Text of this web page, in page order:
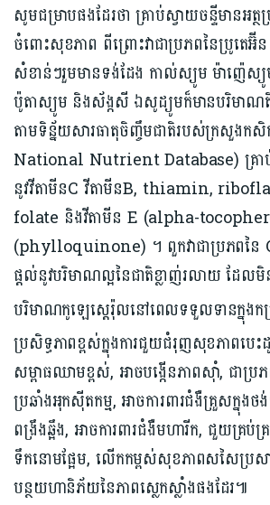
សូមជម្រាបផងដែរថា គ្រាប់ស្វាយចន្ទីមានអ
ចំពោះសុខភាព ពីព្រោះវាជាប្រភពនៃប្រូតេអ៊ី
សំខាន់ៗរួមមានទង់ដែង កាល់ស្យូម ម៉ាញ៉េស្យូ
ប៉ូតាស្យូម និងស័ង្កសី ឯសូដ្យូមក៏មានបរិមា
តាមទិន្ន័យសារធាតុចិញ្ចឹមជាតិរបស់ក្រសួងកសិ
National Nutrient Database) គ្រាប់ស្
នូវវីតាមីនC វីតាមីនB, thiamin,
folate និងវីតាមីន E (alpha-
(phylloquinone) ។ ពួកវាជាប្រភពន
ផ្តល់នូវបរិមាណល្អនៃជាតិខ្លាញ់រលាយ ដែល
បរិមាណកូឡេស្តេរ៉ុលនៅពេលទទួលទានក្នុងក
ប្រសិទ្ធភាពខ្ពស់ក្នុងការជួយជំរុញសុខភាពបេ
សម្ពាធឈាមខ្ពស់, អាចបង្កើនភាពស៊ាំ, ជាប្រ
ប្រឆាំងអុកស៊ីតកម្ម, អាចការពារជំងឺគ្រួសក្នុង
ពង្រឹងឆ្អឹង, អាចការពារជំងឺមហារីក, ជួយគ្រប់គ្
ទឹកនោមផ្អែម, លើកកម្ពស់សុខភាពសសៃប្រស
បន្ថយហានិភ័យនៃភាពស្លេកស្លាំងផងដែរ៕